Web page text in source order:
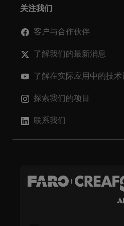
供商，服务于多个具有吸引力的利
司 AMETEK, Inc. 是全球技术领先
www.creaform3d.com.cn
关注我们
客户与合作伙伴
了解我们的最新消息
了解在实际应用中的技术
探索我们的项目
联系我们